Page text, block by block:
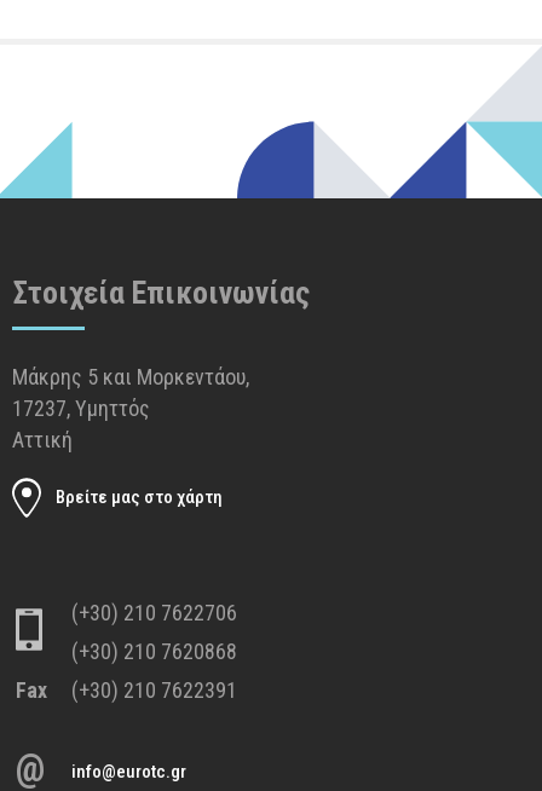
Στοιχεία Επικοινωνίας
Μάκρης 5 και Μορκεντάου,
17237, Υμηττός
Αττική
Βρείτε μας στο χάρτη
(+30) 210 7622706
(+30) 210 7620868
Fax
(+30) 210 7622391
@ info@eurotc.gr